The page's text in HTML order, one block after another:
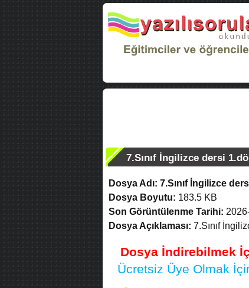
7.Sınıf İngilizce dersi
Dosya Adı: 7.Sınıf İngilizce
Dosya Boyutu: 183.5 KB
Son Görüntülenme Tarihi:
Dosya Açıklaması: 7.Sınıf
Dosya İndirebilmek
Ücretsiz Üye Olmak